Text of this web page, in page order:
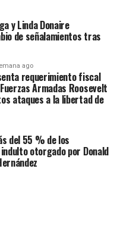
y Linda Donaire
de señalamientos tras
ago
requerimiento fiscal
Armadas Roosevelt
ataques a la libertad de
del 55 % de los
otorgado por Donald